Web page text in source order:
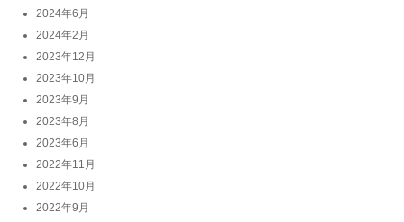
2024年6月
2024年2月
2023年12月
2023年10月
2023年9月
2023年8月
2023年6月
2022年11月
2022年10月
2022年9月